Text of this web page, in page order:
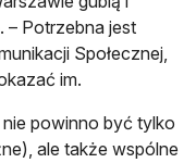
Potrzebna jest
Społecznej,
im.
powinno być tylko
ale także wspólne